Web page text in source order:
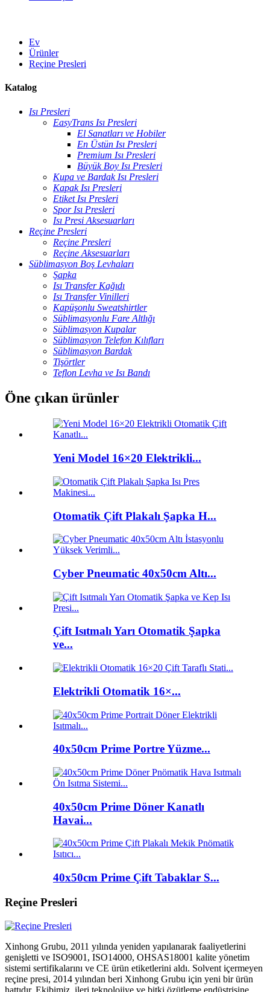
Ev
Ürünler
Reçine Presleri
Katalog
Isı Presleri
EasyTrans Isı Presleri
El Sanatları ve Hobiler
En Üstün Isı Presleri
Premium Isı Presleri
Büyük Boy Isı Presleri
Kupa ve Bardak Isı Presleri
Kapak Isı Presleri
Etiket Isı Presleri
Spor Isı Presleri
Isı Presi Aksesuarları
Reçine Presleri
Reçine Presleri
Reçine Aksesuarları
Süblimasyon Boş Levhaları
Şapka
Isı Transfer Kağıdı
Isı Transfer Vinilleri
Kapüşonlu Sweatshirtler
Süblimasyonlu Fare Altlığı
Süblimasyon Kupalar
Süblimasyon Telefon Kılıfları
Süblimasyon Bardak
Tişörtler
Teflon Levha ve Isı Bandı
Öne çıkan ürünler
Yeni Model 16×20 Elektrikli...
Otomatik Çift Plakalı Şapka H...
Cyber ​​Pneumatic 40x50cm Altı...
Çift Isıtmalı Yarı Otomatik Şapka
ve...
Elektrikli Otomatik 16×...
40x50cm Prime Portre Yüzme...
40x50cm Prime Döner Kanatlı
Havai...
40x50cm Prime Çift Tabaklar S...
Reçine Presleri
Xinhong Grubu, 2011 yılında yeniden yapılanarak faaliyetlerini
genişletti ve ISO9001, ISO14000, OHSAS18001 kalite yönetim
sistemi sertifikalarını ve CE ürün etiketlerini aldı. Solvent içermeyen
reçine presi, 2014 yılından beri Xinhong Grubu için yeni bir ürün
hattıdır. Ekibimiz, ileri teknolojiye ve bitki özütleme endüstrisine